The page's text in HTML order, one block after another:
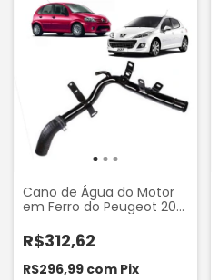
Cano de Água do Motor
em Ferro do Peugeot 207
C3 1.4 8V 2002 a 2012 C3
1.6 16V 2002 em diante
Marca Valclei VC612
R$312,62
R$296,99 com Pix